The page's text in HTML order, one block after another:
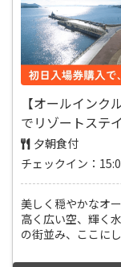
【オールイン
でリゾートステ
夕朝食付
チェックイン：
美しく穏やかなオ
高く広い空、輝く
の街並み、ここに